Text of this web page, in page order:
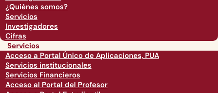
¿Quiénes somos?
Servicios
Investigadores
Cifras
Servicios
Acceso a Portal Único de Aplicaciones, PUA
Servicios institucionales
Servicios Financieros
Acceso al Portal del Profesor